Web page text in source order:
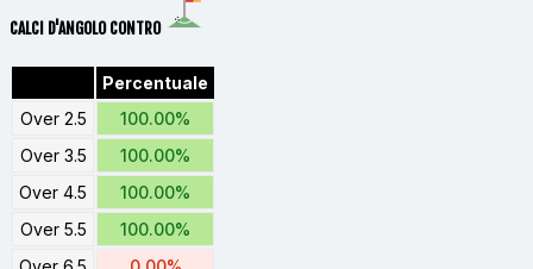
CALCI D'ANGOLO CONTRO
Percentuale
Over 2.5
100.00%
Over 3.5
100.00%
Over 4.5
100.00%
Over 5.5
100.00%